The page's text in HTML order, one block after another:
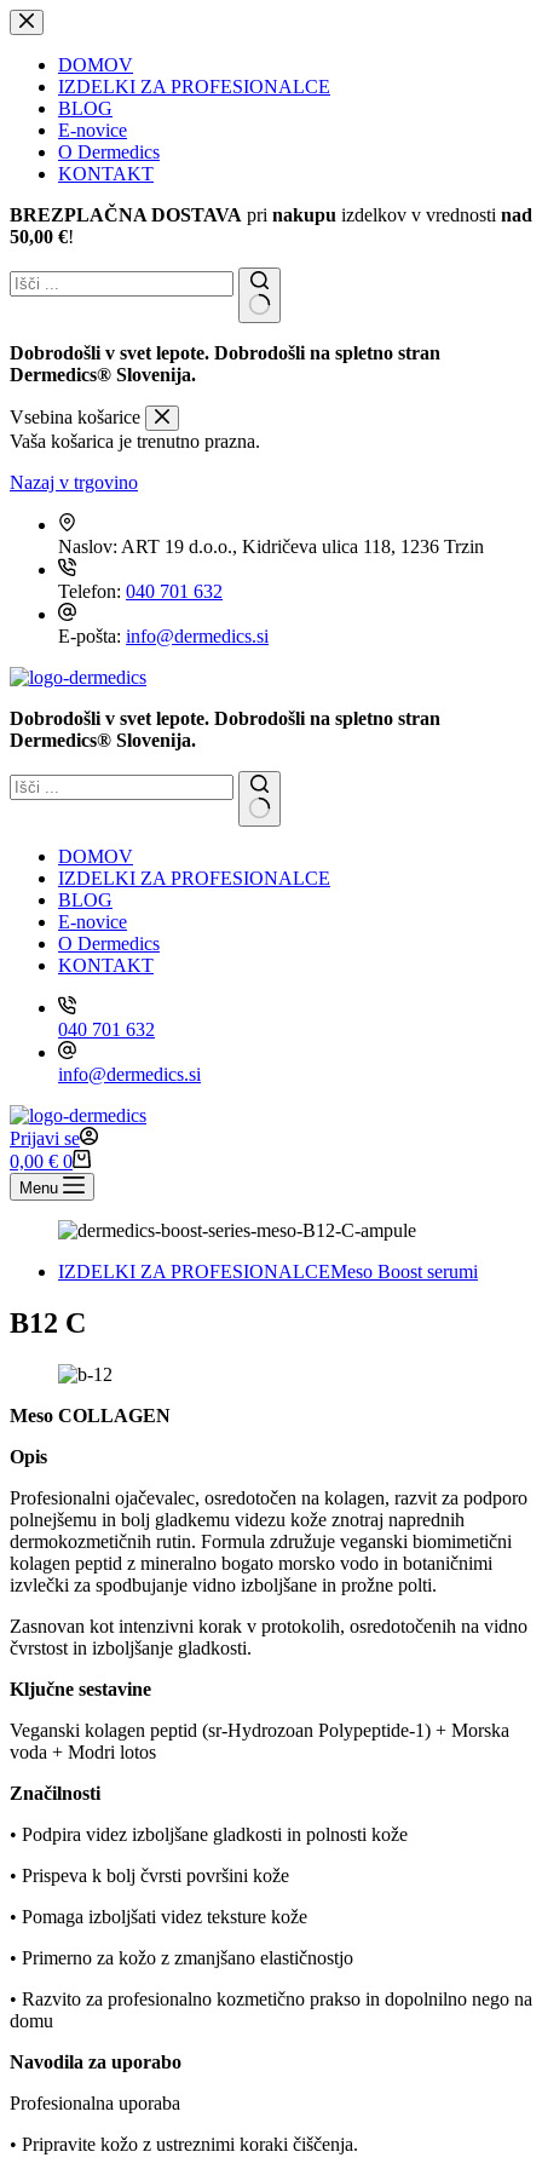
Skip
to
contentDOMOV
IZDELKI ZA PROFESIONALCE
BLOG
E-novice
O Dermedics
KONTAKT
BREZPLAČNA DOSTAVA pri nakupu izdelkov v vrednosti nad
50,00 €!
Dobrodošli v svet lepote. Dobrodošli na spletno stran
Dermedics® Slovenija.
Vsebina košarice
Vaša košarica je trenutno prazna.
Nazaj v trgovino
Naslov: ART 19 d.o.o., Kidričeva ulica 118, 1236 Trzin
Telefon: 040 701 632
E-pošta: info@dermedics.si
Dobrodošli v svet lepote. Dobrodošli na spletno stran
Dermedics® Slovenija.
DOMOV
IZDELKI ZA PROFESIONALCE
BLOG
E-novice
O Dermedics
KONTAKT
040 701 632
info@dermedics.si
Prijavi se
Shopping
cart
0,00 € 0
Menu
IZDELKI ZA PROFESIONALCEMeso Boost serumi
B12 C
Meso COLLAGEN
Opis
Profesionalni ojačevalec, osredotočen na kolagen, razvit za podporo
polnejšemu in bolj gladkemu videzu kože znotraj naprednih
dermokozmetičnih rutin. Formula združuje veganski biomimetični
kolagen peptid z mineralno bogato morsko vodo in botaničnimi
izvlečki za spodbujanje vidno izboljšane in prožne polti.
Zasnovan kot intenzivni korak v protokolih, osredotočenih na vidno
čvrstost in izboljšanje gladkosti.
Ključne sestavine
Veganski kolagen peptid (sr-Hydrozoan Polypeptide-1) + Morska
voda + Modri ​​lotos
Značilnosti
• Podpira videz izboljšane gladkosti in polnosti kože
• Prispeva k bolj čvrsti površini kože
• Pomaga izboljšati videz teksture kože
• Primerno za kožo z zmanjšano elastičnostjo
• Razvito za profesionalno kozmetično prakso in dopolnilno nego na
domu
Navodila za uporabo
Profesionalna uporaba
• Pripravite kožo z ustreznimi koraki čiščenja.